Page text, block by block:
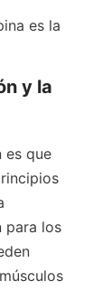
es la
y la
es que
para los